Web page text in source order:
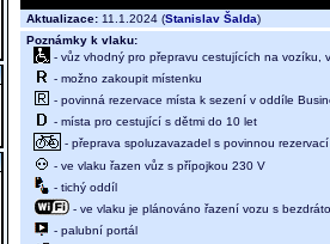
Aktualizace: 11.1.2024 (Stanislav Šalda)
Poznámky k vlaku:
- vůz vhodný pro přepravu cestujících na vozíku,
- možno zakoupit místenku
- povinná rezervace místa k sezení v oddíle
- místa pro cestující s dětmi do 10 let
- přeprava spoluzavazadel s povinnou
- ve vlaku řazen vůz s přípojkou 230 V
- tichý oddíl
- ve vlaku je plánováno řazení vozu s
- palubní portál